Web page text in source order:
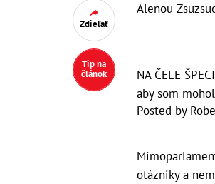
Zdieľať
Tip na
článok
Alenou
NA ČELE
aby som
Posted by
otázniky a